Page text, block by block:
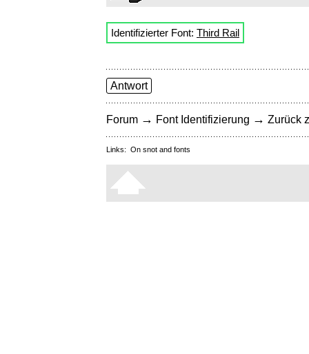
Identifizierter Font: Third Rail
Antwort
Forum → Font Identifizierung → Zurück
Links: On snot and fonts